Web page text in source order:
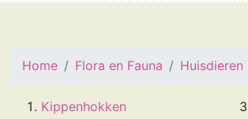
Home Flora en Fauna Huisdieren
Kippenhokken